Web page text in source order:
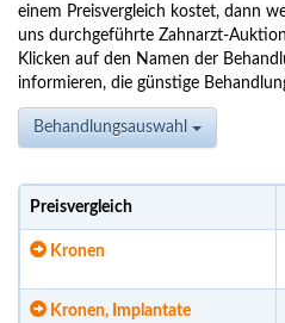
einem Preisvergleich kostet, dann
uns durchgeführte Zahnarzt-
Klicken auf den Namen der
informieren, die günstige
Behandlungsauswahl
Preisvergleich
Kronen
Kronen, Implantate